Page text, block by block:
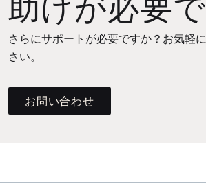
さらにサポートが必要ですか？お気軽
さい。
お問い合わせ